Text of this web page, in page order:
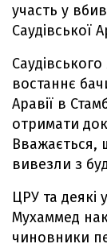
участь у
Саудівської
востаннє
Аравії в
отримати
Вважається,
вивезли з
ЦРУ та
Мухаммед
чиновники